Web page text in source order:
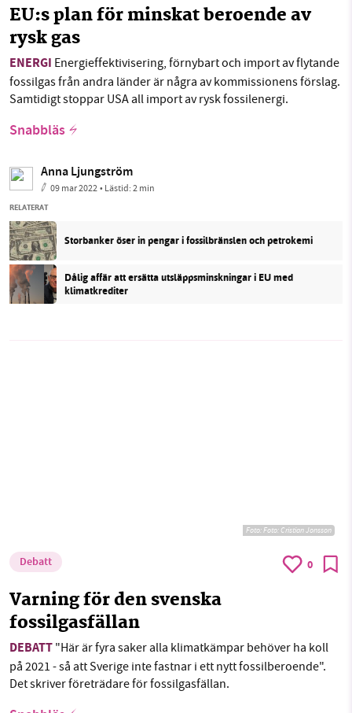
EU:s plan för minskat beroende av
rysk gas
ENERGI Energieffektivisering, förnybart och import av flytande
fossilgas från andra länder är några av kommissionens förslag.
Samtidigt stoppar USA all import av rysk fossilenergi.
Snabbläs
Anna Ljungström
09 mar 2022• Lästid:2 min
RELATERAT
Storbanker öser in pengar i fossilbränslen och petrokemi
Dålig affär att ersätta utsläppsminskningar i EU med
klimatkrediter
Foto: Foto: Cristian Jonsson
Debatt 0
Varning för den svenska
fossilgasfällan
DEBATT "Här är fyra saker alla klimatkämpar behöver ha koll
på 2021 - så att Sverige inte fastnar i ett nytt fossilberoende".
Det skriver företrädare för fossilgasfällan.